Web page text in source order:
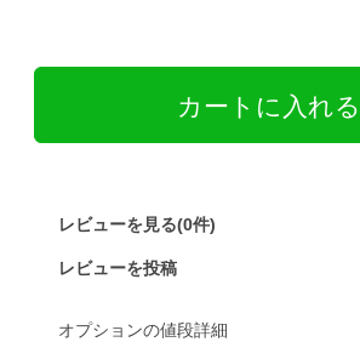
レビューを見る(0件)
レビューを投稿
オプションの値段詳細